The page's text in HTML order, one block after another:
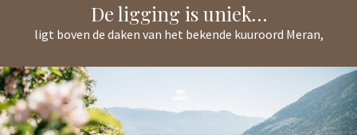
De ligging is uniek…
ligt boven de daken van het bekende kuuroord Meran,